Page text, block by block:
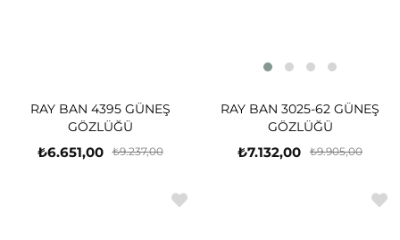
RAY BAN 4395 GÜNEŞ
GÖZLÜĞÜ
₺6.651,00 ₺9.237,00
RAY BAN 3025-62 GÜNEŞ
GÖZLÜĞÜ
₺7.132,00 ₺9.905,00